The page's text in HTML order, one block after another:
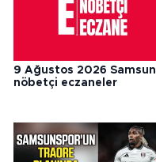
9 Ağustos 2026 Samsun
nöbetçi eczaneler